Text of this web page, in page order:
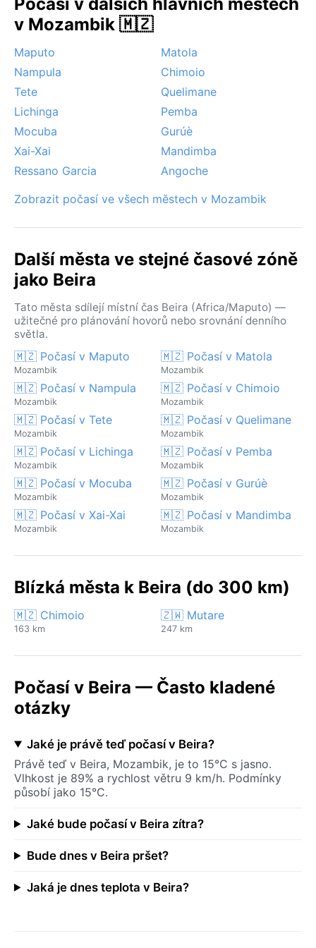
v Mozambik 🇲🇿
Maputo
Matola
Nampula
Chimoio
Tete
Quelimane
Lichinga
Pemba
Mocuba
Gurúè
Xai-Xai
Mandimba
Ressano Garcia
Angoche
Zobrazit počasí ve všech městech v Mozambik
Další města ve stejné časové zóně
jako Beira
Tato města sdílejí místní čas Beira (Africa/Maputo) —
užitečné pro plánování hovorů nebo srovnání denního
světla.
🇲🇿 Počasí v Maputo
Mozambik
🇲🇿 Počasí v Matola
Mozambik
🇲🇿 Počasí v Nampula
Mozambik
🇲🇿 Počasí v Chimoio
Mozambik
🇲🇿 Počasí v Tete
Mozambik
🇲🇿 Počasí v Quelimane
Mozambik
🇲🇿 Počasí v Lichinga
Mozambik
🇲🇿 Počasí v Pemba
Mozambik
🇲🇿 Počasí v Mocuba
Mozambik
🇲🇿 Počasí v Gurúè
Mozambik
🇲🇿 Počasí v Xai-Xai
Mozambik
🇲🇿 Počasí v Mandimba
Mozambik
Blízká města k Beira (do 300 km)
🇲🇿 Chimoio
163 km
🇿🇼 Mutare
247 km
Počasí v Beira — Často kladené
otázky
Jaké je právě teď počasí v Beira?
Právě teď v Beira, Mozambik, je to 15°C s jasno.
Vlhkost je 89% a rychlost větru 9 km/h. Podmínky
působí jako 15°C.
Jaké bude počasí v Beira zítra?
Bude dnes v Beira pršet?
Jaká je dnes teplota v Beira?